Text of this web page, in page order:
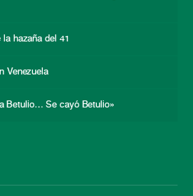
la hazaña del 41
Venezuela
Betulio… Se cayó Betulio»